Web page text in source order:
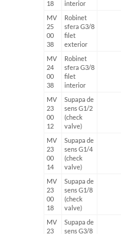
18
interior
MV
25
00
38
Robinet
sfera G3/8
filet
exterior
MV
24
00
38
Robinet
sfera G3/8
filet
interior
MV
23
00
12
Supapa de
sens G1/2
(check
valve)
MV
23
00
14
Supapa de
sens G1/4
(check
valve)
MV
23
00
18
Supapa de
sens G1/8
(check
valve)
MV
23
Supapa de
sens G3/8